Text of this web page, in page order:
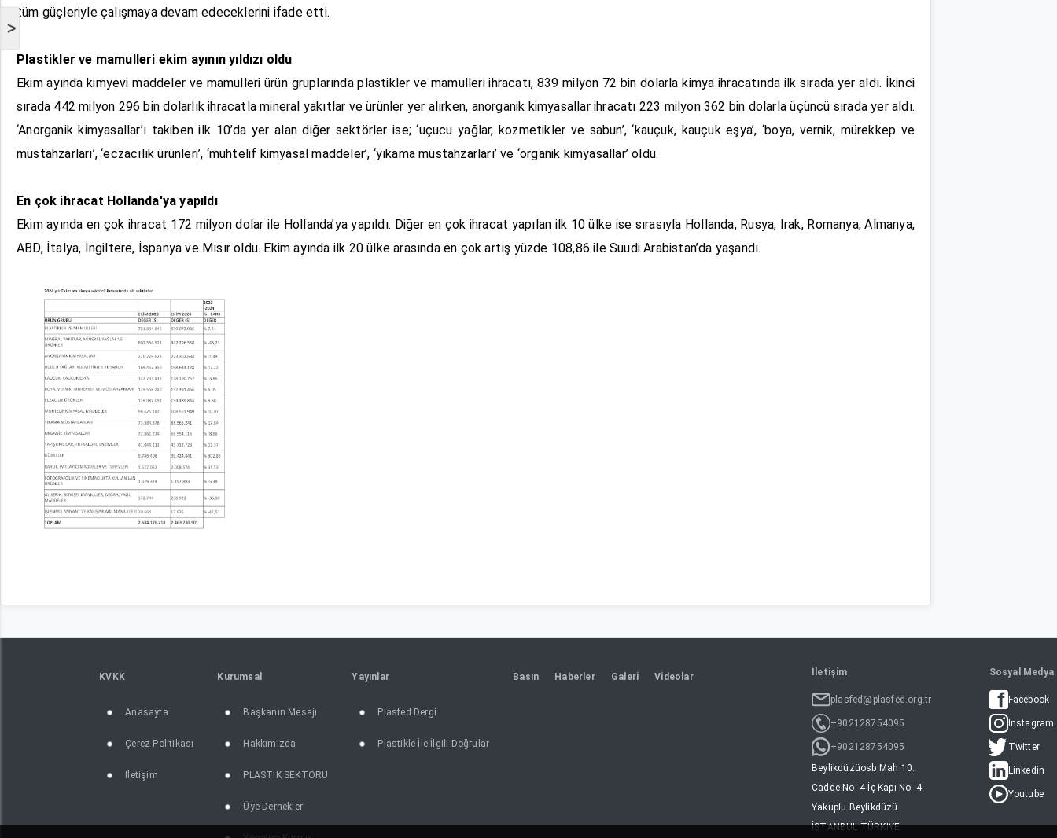
>
tüm güçleriyle çalışmaya devam edeceklerini ifade etti.
Plastikler ve mamulleri ekim ayının yıldızı oldu
Ekim ayında kimyevi maddeler ve mamulleri ürün gruplarında plastikler ve mamulleri ihracatı, 839 milyon 72 bin dolarla kimya ihracatında ilk sırada yer aldı. İkinci
sırada 442 milyon 296 bin dolarlık ihracatla mineral yakıtlar ve ürünler yer alırken, anorganik kimyasallar ihracatı 223 milyon 362 bin dolarla üçüncü sırada yer aldı.
‘Anorganik kimyasallar’ı takiben ilk 10’da yer alan diğer sektörler ise; ‘uçucu yağlar, kozmetikler ve sabun’, ‘kauçuk, kauçuk eşya’, ‘boya, vernik, mürekkep ve
müstahzarları’, ‘eczacılık ürünleri’, ‘muhtelif kimyasal maddeler’, ‘yıkama müstahzarları’ ve ‘organik kimyasallar’ oldu.
En çok ihracat Hollanda'ya yapıldı
Ekim ayında en çok ihracat 172 milyon dolar ile Hollanda’ya yapıldı. Diğer en çok ihracat yapılan ilk 10 ülke ise sırasıyla Hollanda, Rusya, Irak, Romanya, Almanya,
ABD, İtalya, İngiltere, İspanya ve Mısır oldu. Ekim ayında ilk 20 ülke arasında en çok artış yüzde 108,86 ile Suudi Arabistan’da yaşandı.
KVKK
Anasayfa
Çerez Politikası
İletişim
Kurumsal
Başkanın Mesajı
Hakkımızda
PLASTİK SEKTÖRÜ
Üye Dernekler
Yayınlar
Plasfed Dergi
Plastikle İle İlgili Doğrular
Basın Haberler Galeri Videolar İletişim
plasfed@plasfed.org.tr
+902128754095
+902128754095
Beylikdüzüosb Mah 10.
Cadde No: 4 İç Kapı No: 4
Yakuplu Beylikdüzü
İSTANBUL TÜRKIYE
Sosyal Medya
Facebook
Instagram
Twitter
Linkedin
Youtube